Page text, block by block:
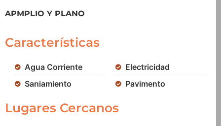
APMPLIO Y PLANO
Características
Agua Corriente
Electricidad
Saniamiento
Pavimento
Lugares Cercanos